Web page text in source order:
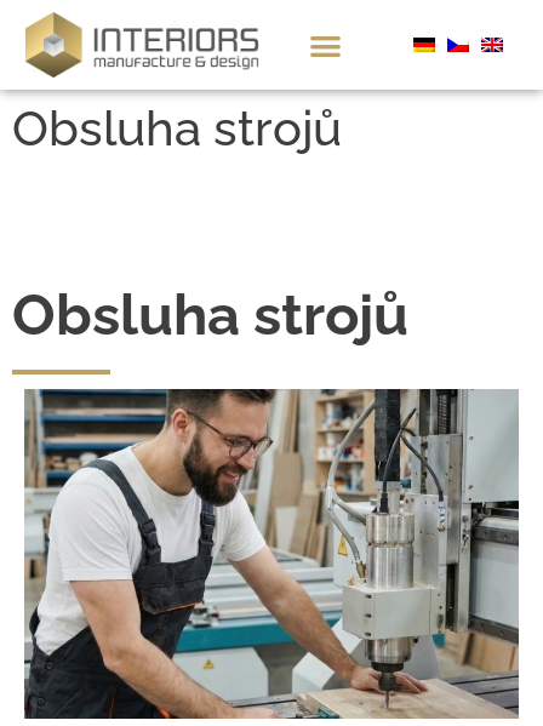
Obsluha strojů
Obsluha strojů